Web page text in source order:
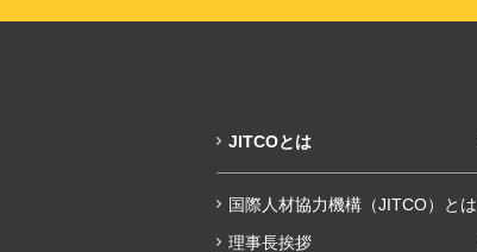
JITCOとは
国際人材協力機構（JITCO）とは
理事長挨拶